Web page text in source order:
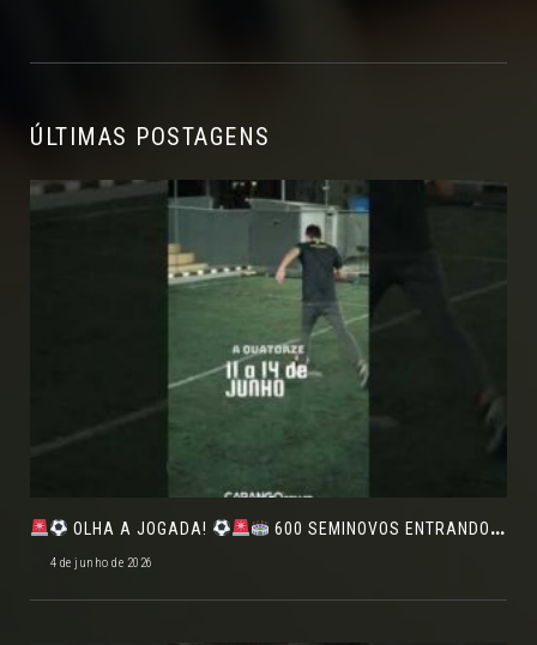
ÚLTIMAS POSTAGENS
OLHA A JOGADA! 600 SEMINOVOS ENTRANDO EM CAMPO NO FEIRÃO DE VERDADE!
4 de junho de 2026